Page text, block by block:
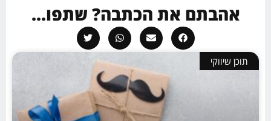
אהבתם את הכתבה? שתפו...
תוכן שיווקי